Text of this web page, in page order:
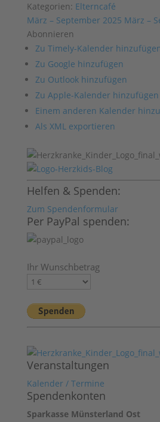
Kategorien: Elterncafé
März – September 2025 März –
Abonnieren
Zu Timely-Kalender
Zu Google hinzufügen
Zu Outlook hinzufügen
Zu Apple-Kalender hinzufügen
Einem anderen Kalender
Als XML exportieren
Helfen & Spenden:
Zum Spendenformular
Per PayPal spenden:
Ihr Wunschbetrag
Veranstaltungen
Kalender / Termine
Spendenkonten
Sparkasse Münsterland Ost